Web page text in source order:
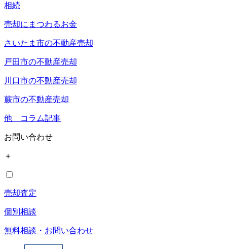
相続
売却にまつわるお金
さいたま市の不動産売却
戸田市の不動産売却
川口市の不動産売却
蕨市の不動産売却
他 コラム記事
お問い合わせ
＋
売却査定
個別相談
無料相談・お問い合わせ